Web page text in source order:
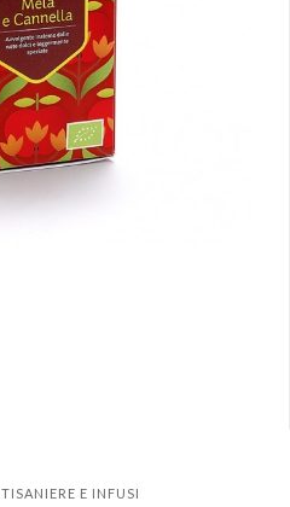
TISANIERE E INFUSI